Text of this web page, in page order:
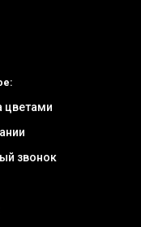
цветами
звонок